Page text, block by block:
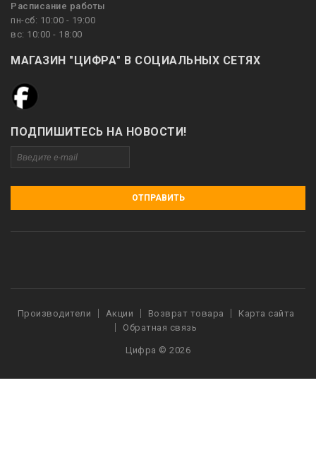
Расписание работы
пн-сб: 10:00 - 19:00
вс: 10:00 - 18:00
МАГАЗИН "ЦИФРА" В СОЦИАЛЬНЫХ СЕТЯХ
ПОДПИШИТЕСЬ НА НОВОСТИ!
ОТПРАВИТЬ
Производители Акции Возврат товара
Карта сайта
Обратная связь
Цифра © 2026